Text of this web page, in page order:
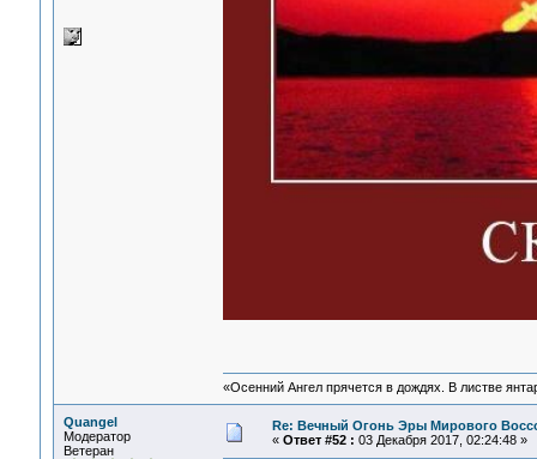
«Осенний Ангел прячется в дождях. В листве
Quangel
Модератор
Ветеран
Re: Вечный Огонь Эры Мирового
« Ответ #52 : 03 Декабря 2017, 02:24:48 »